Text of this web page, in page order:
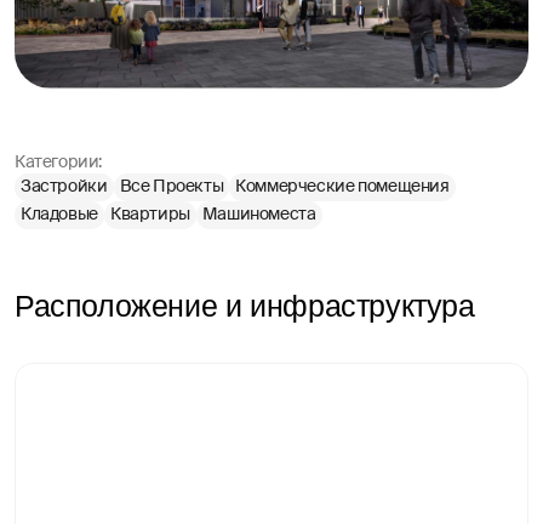
Категории:
Застройки
Все Проекты
Коммерческие помещения
Кладовые
Квартиры Машиноместа
Расположение и инфраструктура